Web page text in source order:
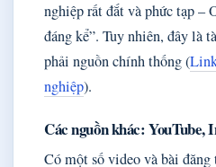
nghiệp rất đắt và phức tạp
đáng kể”. Tuy nhiên, đây là
phải nguồn chính thống (
nghiệp).
Các nguồn khác:
Có một số video và bài